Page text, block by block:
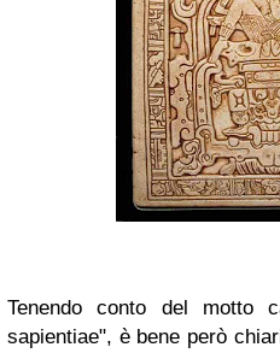
Tenendo conto del motto
sapientiae", è bene però